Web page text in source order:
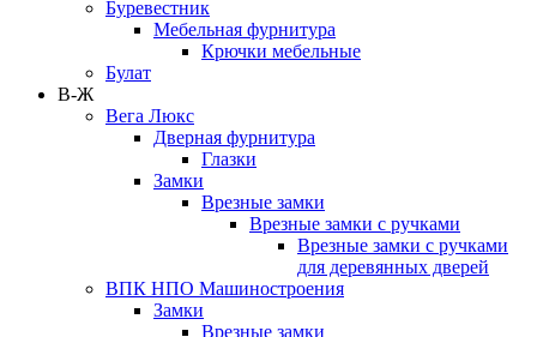
Буревестник
Мебельная фурнитура
Крючки мебельные
Булат
В-Ж
Вега Люкс
Дверная фурнитура
Глазки
Замки
Врезные замки
Врезные замки с ручками
Врезные замки с ручками
для деревянных дверей
ВПК НПО Машиностроения
Замки
Врезные замки